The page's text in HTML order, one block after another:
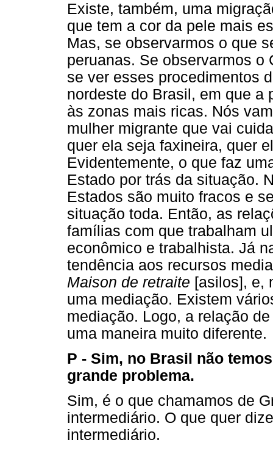
Existe, também, uma
que tem a cor da pele mais
Mas, se observarmos o que
peruanas. Se observarmos o
se ver esses procedimentos
nordeste do Brasil, em que a
às zonas mais ricas. Nós
mulher migrante que vai
quer ela seja faxineira, quer
Evidentemente, o que faz
Estado por trás da situação.
Estados são muito fracos e
situação toda. Então, as
famílias com que trabalham
econômico e trabalhista. Já
tendência aos recursos
Maison de retraite [asilos], e,
uma mediação. Existem
mediação. Logo, a relação
uma maneira muito diferente.
P - Sim, no Brasil não
grande problema.
Sim, é o que chamamos de
intermediário. O que quer
intermediário.